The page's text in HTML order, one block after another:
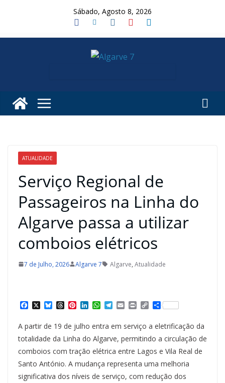
Sábado, Agosto 8, 2026
ATUALIDADE
Serviço Regional de
Passageiros na Linha do
Algarve passa a utilizar
comboios elétricos
7 de Julho, 2026 Algarve 7 Algarve, Atualidade
a
e
b
o
o
k
X B
u
e
s
k
y
T
h
r
e
a
d
s
P
n
t
e
r
e
s
t
L
k
e
d
I
n
W
h
a
t
s
A
p
p
T
e
e
g
r
a
m
E
m
i
l
P
i
n
t
C
o
y
L
i
n
k
S
h
a
r
e
A partir de 19 de julho entra em serviço a eletrificação da
totalidade da Linha do Algarve, permitindo a circulação de
comboios com tração elétrica entre Lagos e Vila Real de
Santo António. A mudança representa uma melhoria
significativa dos níveis de serviço, com redução dos